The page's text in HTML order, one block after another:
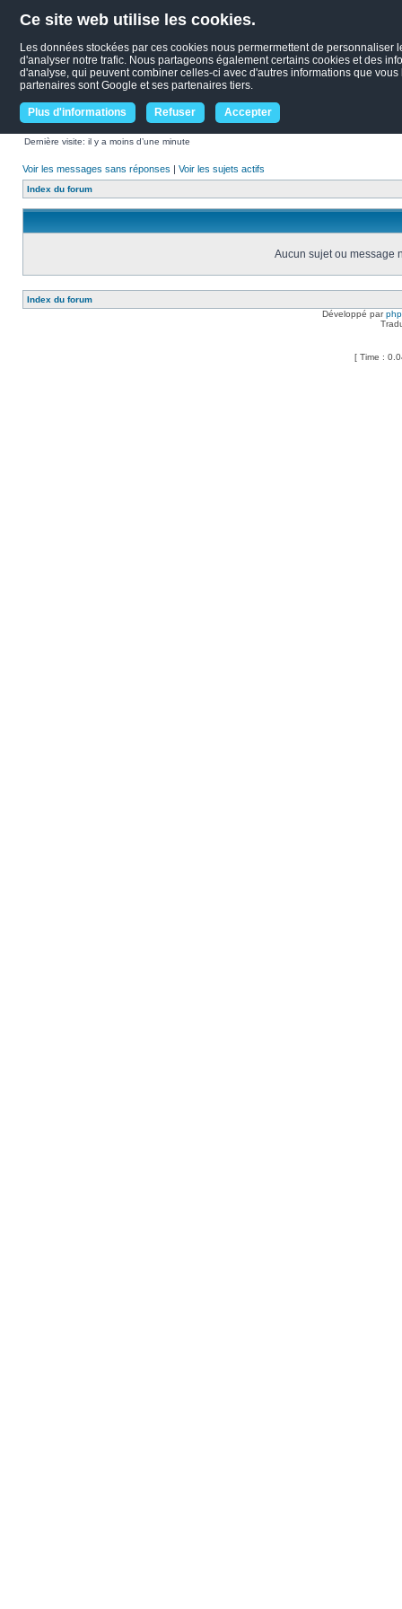
Ce site web utilise les cookies.
Les données stockées par ces cookies nous permermettent de
d'analyser notre trafic. Nous partageons également certains cookies et des
d'analyse, qui peuvent combiner celles-ci avec d'autres informations que
partenaires sont Google et ses partenaires tiers.
Plus d'informations Refuser Accepter
Dernière visite: il y a moins d’une minute
Voir les messages sans réponses | Voir les sujets actifs
Index du forum
Aucun sujet ou message
Index du forum
Développé par
[ Time :